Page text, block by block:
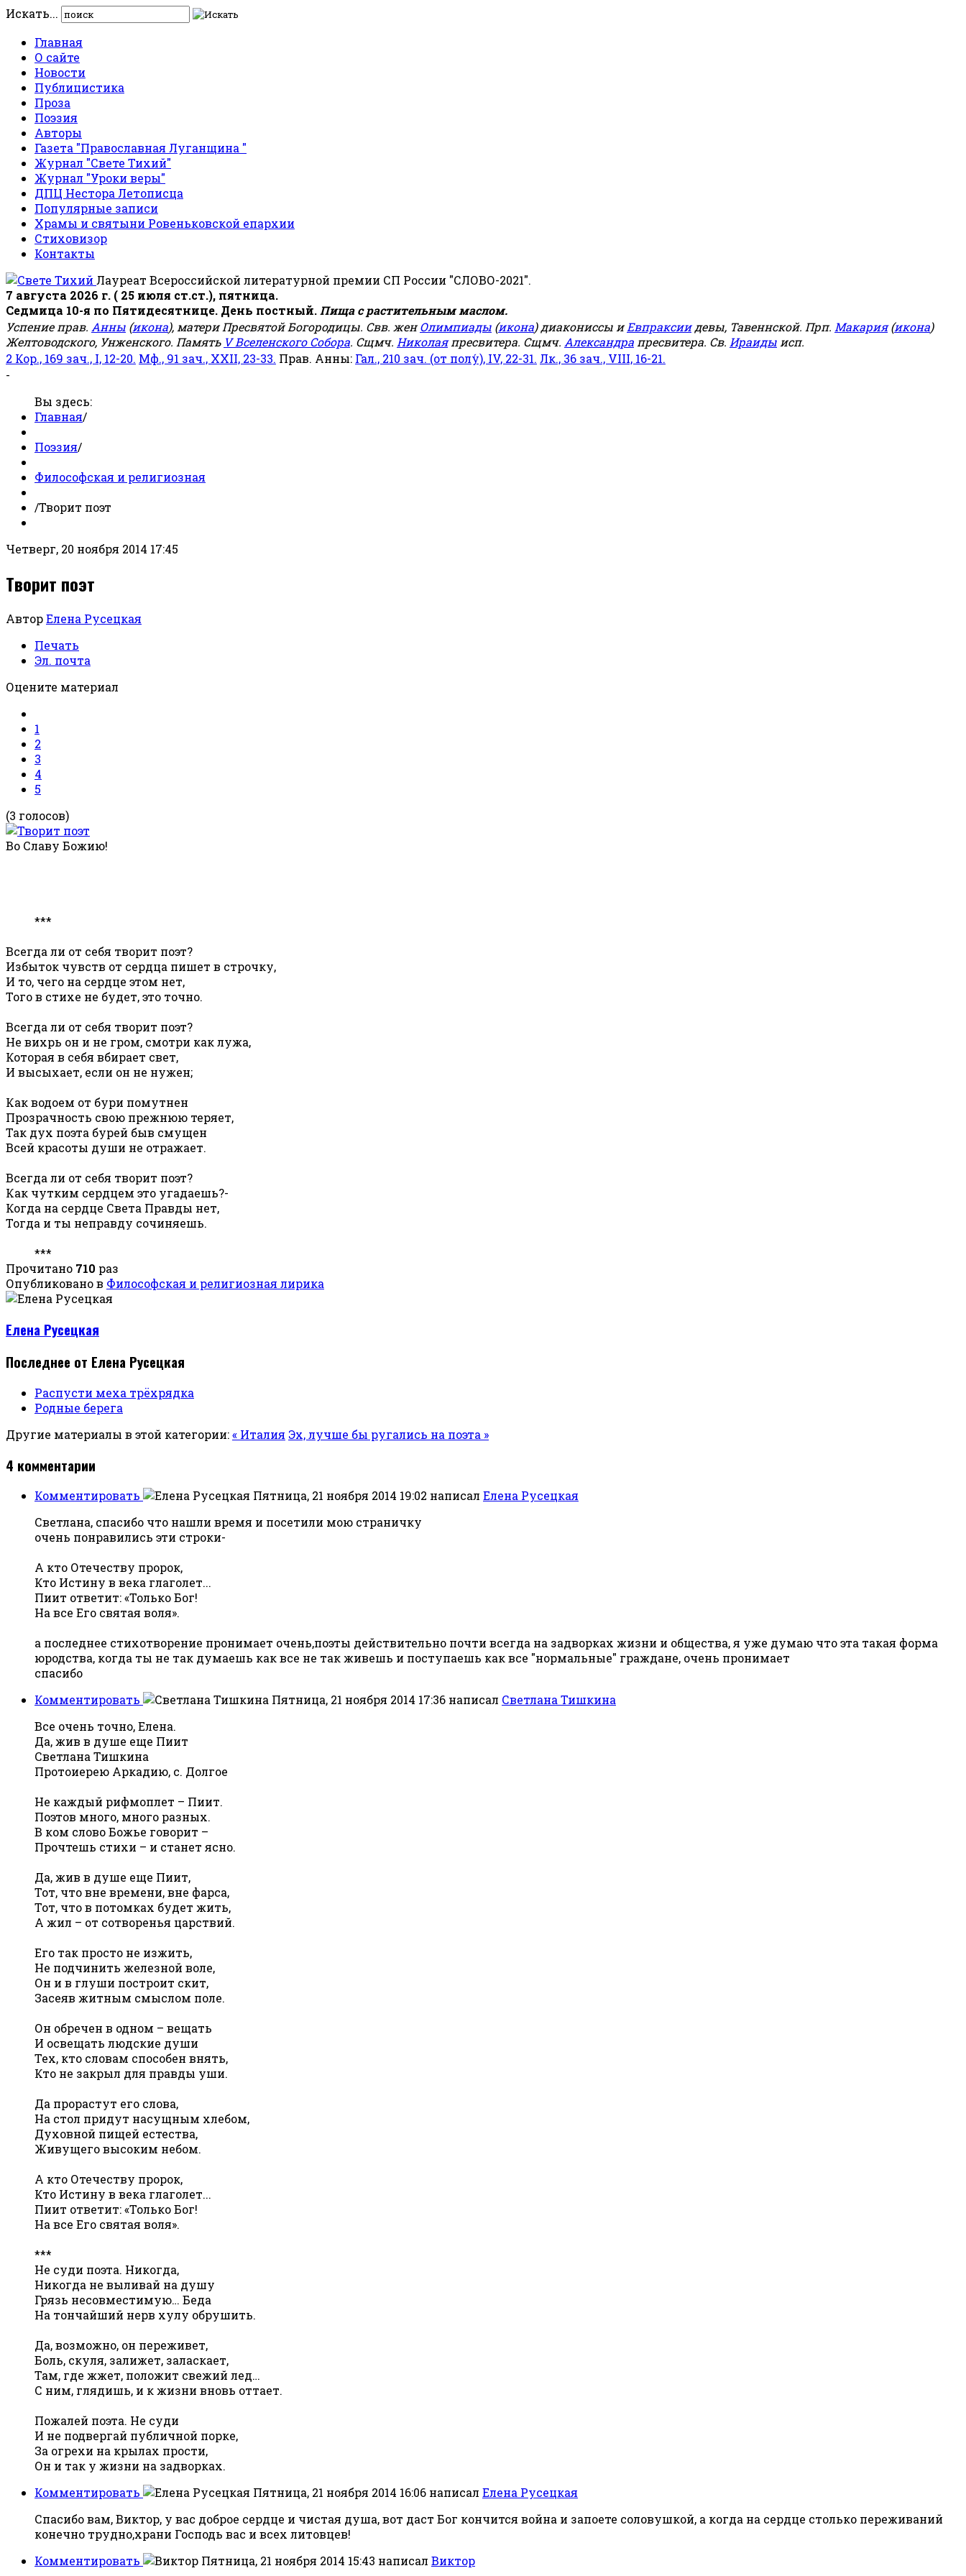
Искать...
Главная
О сайте
Новости
Публицистика
Проза
Поэзия
Авторы
Газета "Православная Луганщина "
Журнал "Свете Тихий"
Журнал "Уроки веры"
ДПЦ Нестора Летописца
Популярные записи
Храмы и святыни Ровеньковской епархии
Стиховизор
Контакты
Лауреат Всероссийской литературной премии СП России "СЛОВО-2021".
7 августа 2026 г. ( 25 июля ст.ст.), пятница.
Седмица 10-я по Пятидесятнице. День постный. Пища с растительным маслом.
Успение прав. Анны (икона), матери Пресвятой Богородицы. Свв. женОлимпиады (икона) диакониссы иЕвпраксиидевы, Тавеннской. Прп. Макария(икона)
Желтоводского, Унженского. Память V Вселенского Собора. Сщмч. Николаяпресвитера. Сщмч. Александра пресвитера. Св. Ираиды исп.
2 Кор., 169 зач., I, 12-20. Мф., 91 зач., XXII, 23-33. Прав. Анны: Гал., 210 зач. (от полу́), IV, 22-31. Лк., 36 зач., VIII, 16-21.
-
Вы здесь:
Главная/
Поэзия/
Философская и религиозная
/Творит поэт
Четверг, 20 ноября 2014 17:45
Творит поэт
АвторЕлена Русецкая
Печать
Эл. почта
Оцените материал
1
2
3
4
5
(3 голосов)
Во Славу Божию!
***
Всегда ли от себя творит поэт?
Избыток чувств от сердца пишет в строчку,
И то, чего на сердце этом нет,
Того в стихе не будет, это точно.
Всегда ли от себя творит поэт?
Не вихрь он и не гром, смотри как лужа,
Которая в себя вбирает свет,
И высыхает, если он не нужен;
Как водоем от бури помутнен
Прозрачность свою прежнюю теряет,
Так дух поэта бурей быв смущен
Всей красоты души не отражает.
Всегда ли от себя творит поэт?
Как чутким сердцем это угадаешь?-
Когда на сердце Света Правды нет,
Тогда и ты неправду сочиняешь.
***
Прочитано 710 раз
Опубликовано в Философская и религиозная лирика
Елена Русецкая
Последнее от Елена Русецкая
Распусти меха трёхрядка
Родные берега
Другие материалы в этой категории:« Италия Эх, лучше бы ругались на поэта »
4 комментарии
Комментировать Пятница, 21 ноября 2014 19:02 написал Елена Русецкая
Светлана, спасибо что нашли время и посетили мою страничку
очень понравились эти строки-
А кто Отечеству пророк,
Кто Истину в века глаголет...
Пиит ответит: «Только Бог!
На все Его святая воля».
а последнее стихотворение пронимает очень,поэты действительно почти всегда на задворках жизни и общества, я уже думаю что эта такая форма
юродства, когда ты не так думаешь как все не так живешь и поступаешь как все "нормальные" граждане, очень пронимает
спасибо
Комментировать
Пятница, 21 ноября 2014 17:36 написал Светлана Тишкина
Все очень точно, Елена.
Да, жив в душе еще Пиит
Светлана Тишкина
Протоиерею Аркадию, с. Долгое
Не каждый рифмоплет – Пиит.
Поэтов много, много разных.
В ком слово Божье говорит –
Прочтешь стихи – и станет ясно.
Да, жив в душе еще Пиит,
Тот, что вне времени, вне фарса,
Тот, что в потомках будет жить,
А жил – от сотворенья царствий.
Его так просто не изжить,
Не подчинить железной воле,
Он и в глуши построит скит,
Засеяв житным смыслом поле.
Он обречен в одном – вещать
И освещать людские души
Тех, кто словам способен внять,
Кто не закрыл для правды уши.
Да прорастут его слова,
На стол придут насущным хлебом,
Духовной пищей естества,
Живущего высоким небом.
А кто Отечеству пророк,
Кто Истину в века глаголет...
Пиит ответит: «Только Бог!
На все Его святая воля».
***
Не суди поэта. Никогда,
Никогда не выливай на душу
Грязь несовместимую… Беда
На тончайший нерв хулу обрушить.
Да, возможно, он переживет,
Боль, скуля, залижет, заласкает,
Там, где жжет, положит свежий лед…
С ним, глядишь, и к жизни вновь оттает.
Пожалей поэта. Не суди
И не подвергай публичной порке,
За огрехи на крылах прости,
Он и так у жизни на задворках.
Комментировать
Пятница, 21 ноября 2014 16:06 написал Елена Русецкая
Спасибо вам, Виктор, у вас доброе сердце и чистая душа, вот даст Бог кончится война и запоете соловушкой, а когда на сердце столько переживаний
конечно трудно,храни Господь вас и всех литовцев!
Комментировать
Пятница, 21 ноября 2014 15:43 написал Виктор